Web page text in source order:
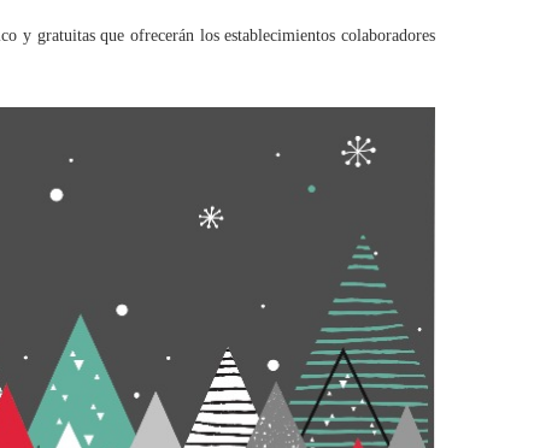
y gratuitas que ofrecerán los establecimientos colaboradores